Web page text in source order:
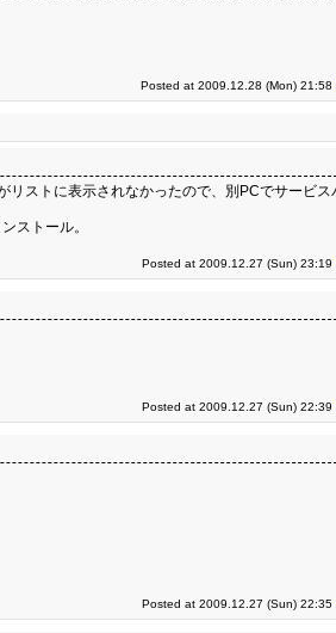
Posted at 2009.12.28 (Mon) 21:58
ストに表示されなかったので、別PCでサービス
ストール。
Posted at 2009.12.27 (Sun) 23:19
Posted at 2009.12.27 (Sun) 22:39
Posted at 2009.12.27 (Sun) 22:35